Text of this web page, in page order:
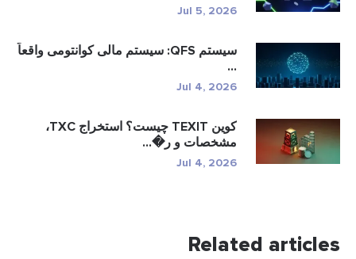
Jul 5, 2026
سیستم QFS: سیستم مالی کوانتومی واقعاً
...
Jul 4, 2026
کوین TEXIT چیست؟ استخراج TXC،
مشخصات و ر�...
Jul 4, 2026
Related articles